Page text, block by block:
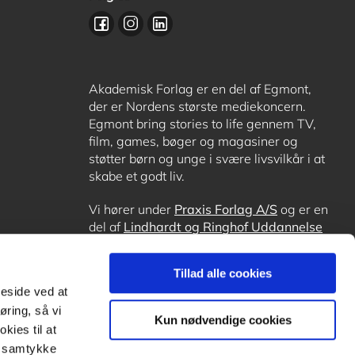
ved at
så vi
til at
Tillad alle cookies
Kun nødvendige cookies
Akademisk Forlag er en del af Egmont,
der er Nordens største mediekoncern.
Egmont bring stories to life gennem TV,
film, games, bøger og magasiner og
støtter børn og unge i svære livsvilkår i at
skabe et godt liv.
Vi hører under Praxis Forlag A/S og er en
del af Lindhardt og Ringhof Uddannelse
OrdblindetræningogForstå.dk.